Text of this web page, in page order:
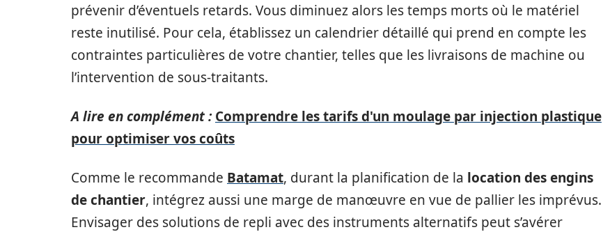
prévenir d’éventuels retards. Vous diminuez alors les temps morts où le matériel
reste inutilisé. Pour cela, établissez un calendrier détaillé qui prend en compte les
contraintes particulières de votre chantier, telles que les livraisons de machine ou
l’intervention de sous-traitants.
A lire en complément : Comprendre les tarifs d'un moulage par injection plastique
pour optimiser vos coûts
Comme le recommande Batamat, durant la planification de la location des engins
de chantier, intégrez aussi une marge de manœuvre en vue de pallier les imprévus.
Envisager des solutions de repli avec des instruments alternatifs peut s’avérer